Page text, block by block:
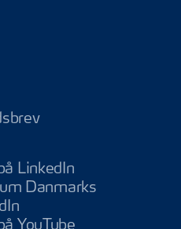
LinkedInEnergiforum
Danmarks
Energiforum |
Energiforum